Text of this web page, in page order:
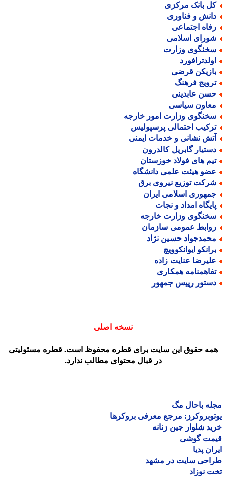
بانک مرکزی
و فناوری
اجتماعی
اسلامی
وزارت
قرضی
فرهنگ
عابدینی
سیاسی
وزارت امور خارجه
احتمالی پرسپولیس
نشانی و خدمات ایمنی
گابریل کالدرون
های فولاد خوزستان
هیئت علمی دانشگاه
توزیع نیروی برق
اسلامی ایران
امداد و نجات
وزارت خارجه
عمومی سازمان
حسین نژاد
ایوانکوویچ
عنایت زاده
همکاری
رییس جمهور
نسخه اصلی
حقوق این سایت برای قطره محفوظ است. قطره مسئولیتی
در قبال محتوای مطالب ندارد.
باحال مگ
مرجع معرفی بروکرها
شلوار جین زنانه
گوشی
پدیا
سایت در مشهد
نوزاد